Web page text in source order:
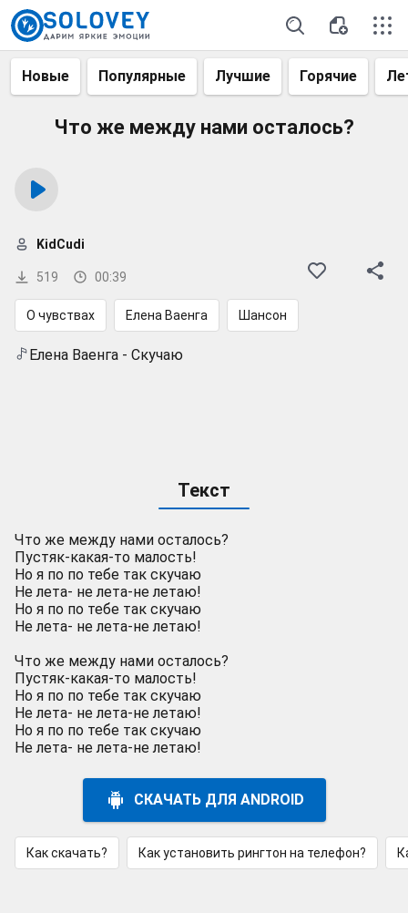
Новые Популярные Лучшие Горячие
Что же между нами осталось?
519 00:39
KidCudi
О чувствах Елена Ваенга Шансон
Елена Ваенга - Скучаю
Текст
Что же между нами осталось?
Пустяк-какая-то малость!
Но я по по тебе так скучаю
Не лета- не лета-не летаю!
Но я по по тебе так скучаю
Не лета- не лета-не летаю!
Что же между нами осталось?
Пустяк-какая-то малость!
Но я по по тебе так скучаю
Не лета- не лета-не летаю!
Но я по по тебе так скучаю
Не лета- не лета-не летаю!
СКАЧАТЬ ДЛЯ ANDROID
Как скачать? Как установить рингтон на телефон?